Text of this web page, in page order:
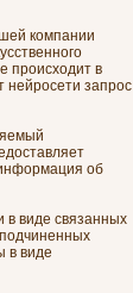
компании
происходит в
нейросети запрос
об
в виде связанных
в виде